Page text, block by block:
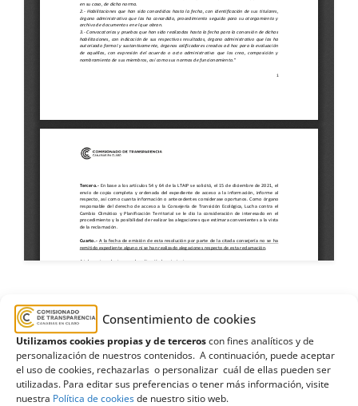
Consentimiento de cookies
Utilizamos cookies propias y de terceroscon fines analíticos y de
personalización de nuestros contenidos. A continuación, puede aceptar
el uso de cookies, rechazarlas o personalizar cuál de ellas pueden ser
utilizadas. Para editar sus preferencias o tener más información, visite
nuestra Política de cookiesde nuestro sitio web.
calidad,colegio oficial,Consejería de Transición
Ecológica,Estimación,Gobierno de Canarias,
ingenieros, técnicos, visado